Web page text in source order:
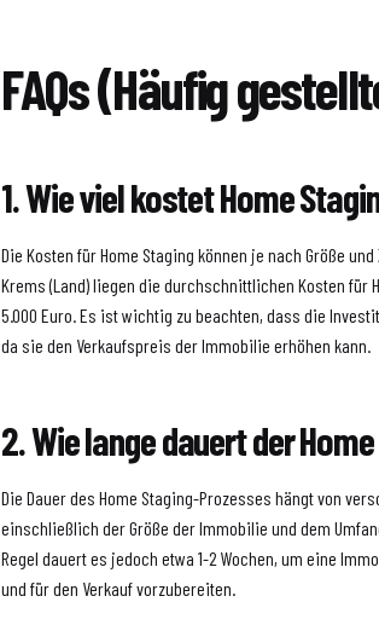
FAQs (Häufig
1. Wie viel kostet Home
Die Kosten für Home Staging können je nach Größe
Krems (Land) liegen die durchschnittlichen Kosten für
5.000 Euro. Es ist wichtig zu beachten, dass die
da sie den Verkaufspreis der Immobilie erhöhen kann.
2. Wie lange dauert der
Die Dauer des Home Staging-Prozesses hängt von
einschließlich der Größe der Immobilie und dem
Regel dauert es jedoch etwa 1-2 Wochen, um eine
und für den Verkauf vorzubereiten.